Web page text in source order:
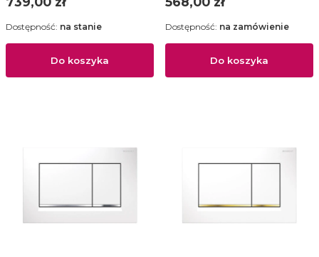
Do koszyka
Dostępność: na stanie
Do koszyka
Dostępność: na zamówienie